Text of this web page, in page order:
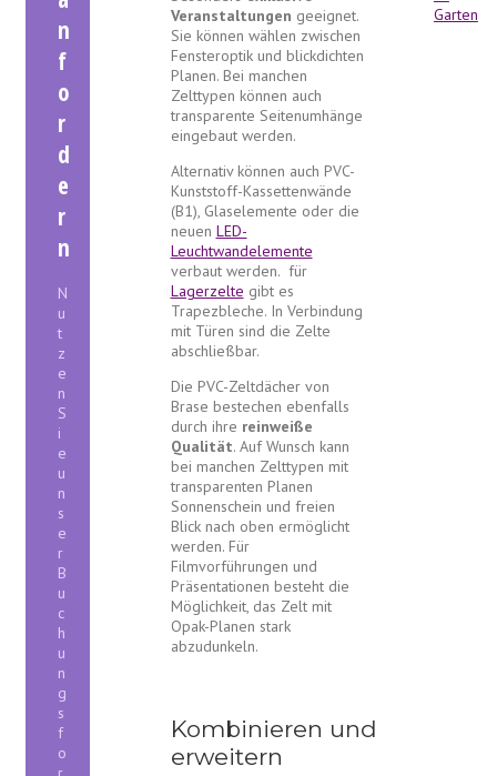
n
f
o
r
d
e
r
n
N
u
t
z
e
n
S
i
e
u
n
s
e
r
B
u
c
h
u
n
g
s
f
o
Veranstaltungen geeignet.
Sie können wählen zwischen
Fensteroptik und blickdichten
Planen. Bei manchen
Zelttypen können auch
transparente Seitenumhänge
eingebaut werden.
Alternativ können auch PVC-
Kunststoff-Kassettenwände
(B1), Glaselemente oder die
neuen LED-
Leuchtwandelemente
verbaut werden. für
Lagerzelte gibt es
Trapezbleche. In Verbindung
mit Türen sind die Zelte
abschließbar.
Die PVC-Zeltdächer von
Brase bestechen ebenfalls
durch ihre reinweiße
Qualität. Auf Wunsch kann
bei manchen Zelttypen mit
transparenten Planen
Sonnenschein und freien
Blick nach oben ermöglicht
werden. Für
Filmvorführungen und
Präsentationen besteht die
Möglichkeit, das Zelt mit
Opak-Planen stark
abzudunkeln.
Kombinieren und
erweitern